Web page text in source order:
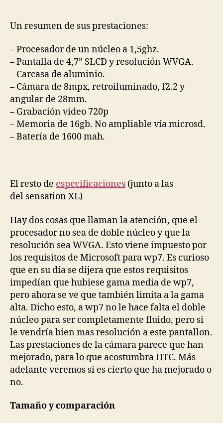
Un resumen de sus prestaciones:
– Procesador de un núcleo a 1,5ghz.
– Pantalla de 4,7” SLCD y resolución WVGA.
– Carcasa de aluminio.
– Cámara de 8mpx, retroiluminado, f2.2 y
angular de 28mm.
– Grabación video 720p
– Memoria de 16gb. No ampliable vía microsd.
– Batería de 1600 mah.
El resto de especificaciones (junto a las
del sensation XL)
Hay dos cosas que llaman la atención, que el
procesador no sea de doble núcleo y que la
resolución sea WVGA. Esto viene impuesto por
los requisitos de Microsoft para wp7. Es curioso
que en su día se dijera que estos requisitos
impedían que hubiese gama media de wp7,
pero ahora se ve que también limita a la gama
alta. Dicho esto, a wp7 no le hace falta el doble
núcleo para ser completamente fluido, pero si
le vendría bien mas resolución a este pantallon.
Las prestaciones de la cámara parece que han
mejorado, para lo que acostumbra HTC. Más
adelante veremos si es cierto que ha mejorado o
no.
Tamaño y comparación